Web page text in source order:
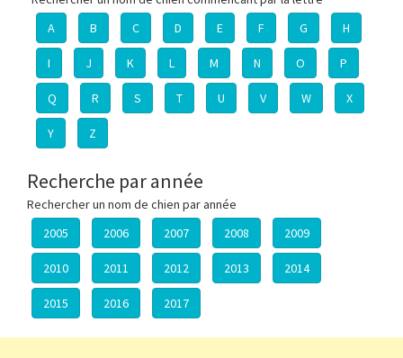
A
B C D E F G H
I J K L M N O P
Q R S T U V W X
Y Z
Recherche par année
Rechercher un nom de chien par année
2005
2006 2007 2008 2009
2010 2011 2012 2013 2014
2015 2016 2017